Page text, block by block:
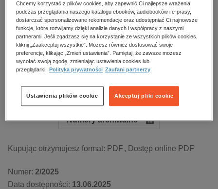
zdrowie
religie
Przeczytaj fragment
Orzecznictwo Sądu Najwyższego. Izba Kontroli
Nadzwyczajnej i Spraw Publicznych – e-wydanie –
2/2025
Numery archiwalne
Numer: 2/2025
Data dostępności: 13.06.2025
Kupując otrzymujesz format: PDF Dostęp online PDF
Chcemy korzystać z plików cookies, aby zapewnić Ci najlepsze wrażenia
podczas przeglądania naszego katalogu ebooków, audiobooków i e-prasy,
dostarczać spersonalizowane rekomendacje oraz udostępniać Ci najnowsze
funkcje, które rozwijamy dzięki analizie danych i współpracy z naszymi
partnerami. Jeśli zgadzasz się na korzystanie ze wszystkich plików cookies,
kliknij „Zaakceptuj wszystkie”. Możesz również dostosować swoje
preferencje, klikając „Zmień ustawienia”. Pamiętaj, że zawsze możesz
wycofać swoją zgodę, zmieniając ustawienia cookies lub
przeglądarki.
Polityka prywatności Zaufani partnerzy
Akceptuj pliki cookie
Ustawienia plików cookie